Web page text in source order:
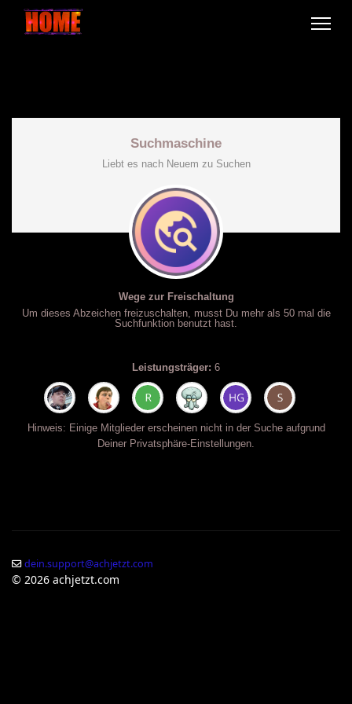
Suchmaschine
Liebt es nach Neuem zu Suchen
Wege zur Freischaltung
Um dieses Abzeichen freizuschalten, musst Du mehr als 50 mal die
Suchfunktion benutzt hast.
Leistungsträger: 6
Hinweis: Einige Mitglieder erscheinen nicht in der Suche aufgrund
Deiner Privatsphäre-Einstellungen.
dein.support@achjetzt.com
© 2026 achjetzt.com